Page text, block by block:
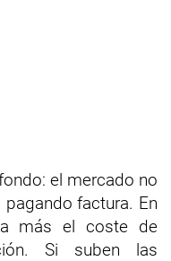
el mercado no
factura. En
más el coste de
Si suben las